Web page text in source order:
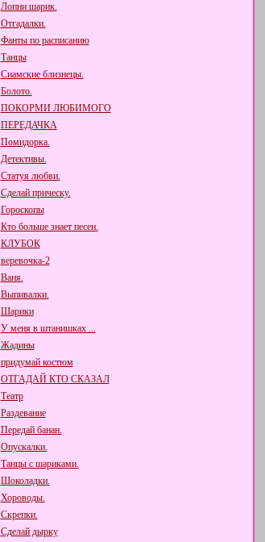
Лопни шарик.
Отгадалки.
Фанты по расписанию
Танцы
Сиамские близнецы.
Болото.
ПОКОРМИ ЛЮБИМОГО
ПЕРЕДАЧКА
Помидорка.
Детективы.
Статуя любви.
Сделай прическу.
Гороскопы
Кто больше знает песен.
КЛУБОК
веревочка-2
Ваня.
Выпивалки.
Шарики
У меня в штанишках ...
Жадины
придумай костюм
ОТГАДАЙ КТО СКАЗАЛ
Театр
Раздевание
Передай банан.
Опускалки.
Танцы с шариками.
Шоколадки.
Хороводы.
Скрепки.
Сделай дырку